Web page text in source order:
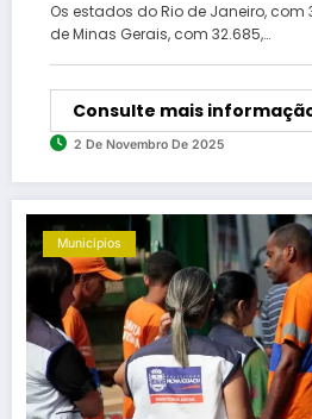
Os estados do Rio de Janeiro, com
de Minas Gerais, com 32.685,…
Consulte mais
2 De Novembro De 2025
Municípios